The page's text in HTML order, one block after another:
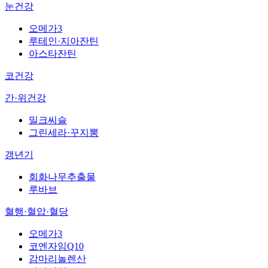
눈건강
오메가3
루테인·지아잔틴
아스타잔틴
코건강
간·위건강
밀크씨슬
그린세라·꾸지뽕
갱년기
회화나무추출물
루바브
혈행·혈압·혈당
오메가3
코엔자임Q10
감마리놀렌산